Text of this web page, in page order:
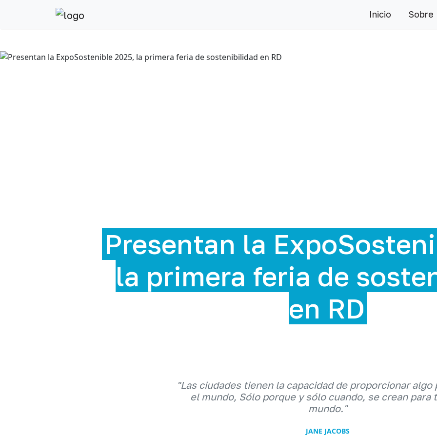
Inicio Sobre
la ExpoSostenible 2025,
feria de sostenibilidad
"Las ciudades tienen la capacidad de proporcionar algo
el mundo, Sólo porque y sólo cuando, se crean para
mundo."
JANE JACOBS